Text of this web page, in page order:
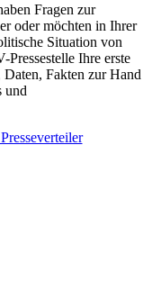
Fragen zur
oder möchten in Ihrer
Situation von
Ihre erste
Fakten zur Hand
und